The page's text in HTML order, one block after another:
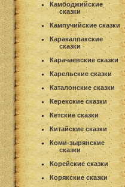
Камбоджийские
сказки
Кампучийские сказки
Каракалпакские
сказки
Карачаевские сказки
Карельские сказки
Каталонские сказки
Керекские сказки
Кетские сказки
Китайские сказки
Коми-зырянские
сказки
Корейские сказки
Корякские сказки